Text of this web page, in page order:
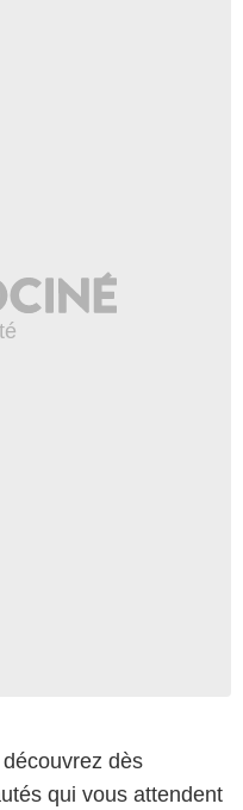
dès
qui vous attendent